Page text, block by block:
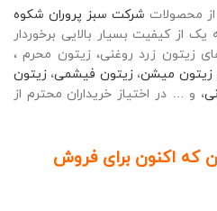
محصولات شرکت سبز پروران شکوه
از کیفیت بسیار بالایی برخوردار
زیتون زرد روغنی، زیتون محرم ،
زیتون میشن،زیتون فیشمی، زیتون
، و … در اختیاز خریداران محترم از
که اکنون برای فروش